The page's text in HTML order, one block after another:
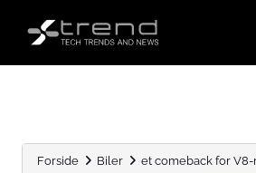
Forside Biler et comeback for